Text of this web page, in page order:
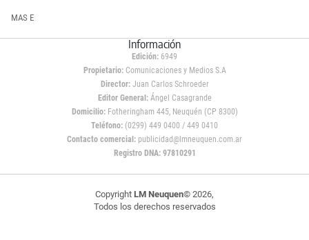
MAS E
Información
Edición: 6949
Propietario:Comunicaciones y Medios S.A
Director: Juan Carlos Schroeder
Editor General:Ángel Casagrande
Domicilio:Fotheringham 445, Neuquén (CP 8300)
Teléfono: (0299) 449 0400 / 449 0410
Contacto comercial: publicidad@lmneuquen.com.ar
Registro DNA: 97810291
Copyright LM Neuquen© 2026,
Todos los derechos reservados